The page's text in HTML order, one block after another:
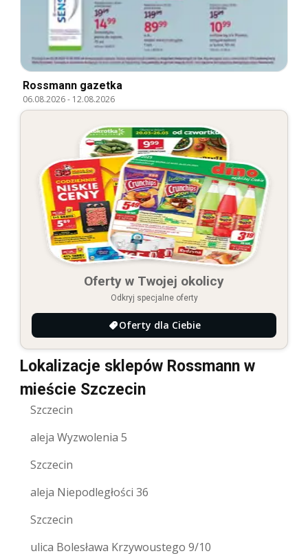
Rossmann gazetka
06.08.2026- 12.08.2026
Oferty w Twojej okolicy
Odkryj specjalne oferty
Oferty dla Ciebie
Lokalizacje sklepów Rossmann w
mieście Szczecin
Szczecin
aleja Wyzwolenia 5
Szczecin
aleja Niepodległości 36
Szczecin
ulica Bolesława Krzywoustego 9/10